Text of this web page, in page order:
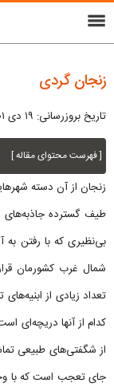
menu
زنجان گردی
تاریخ بروزرسانی: ۱۹ دی ۱۴۰۱
[ فهرست محتوای مقاله ]
زنجان از آن دسته
طیف گسترده
بی‌نظیری که با رفتن
شمال غرب کشورمان
تعداد زیادی از
کدام از آنها دریچه‌ای
از شگفتی‌های طبیعی
جای تعجب است که با